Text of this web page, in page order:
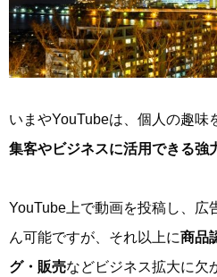
いまやYouTubeは、個人の趣味
集客やビジネスに活用できる強
YouTube上で動画を投稿し、広
ん可能ですが、それ以上に商品
グ・販売などビジネス拡大に欠